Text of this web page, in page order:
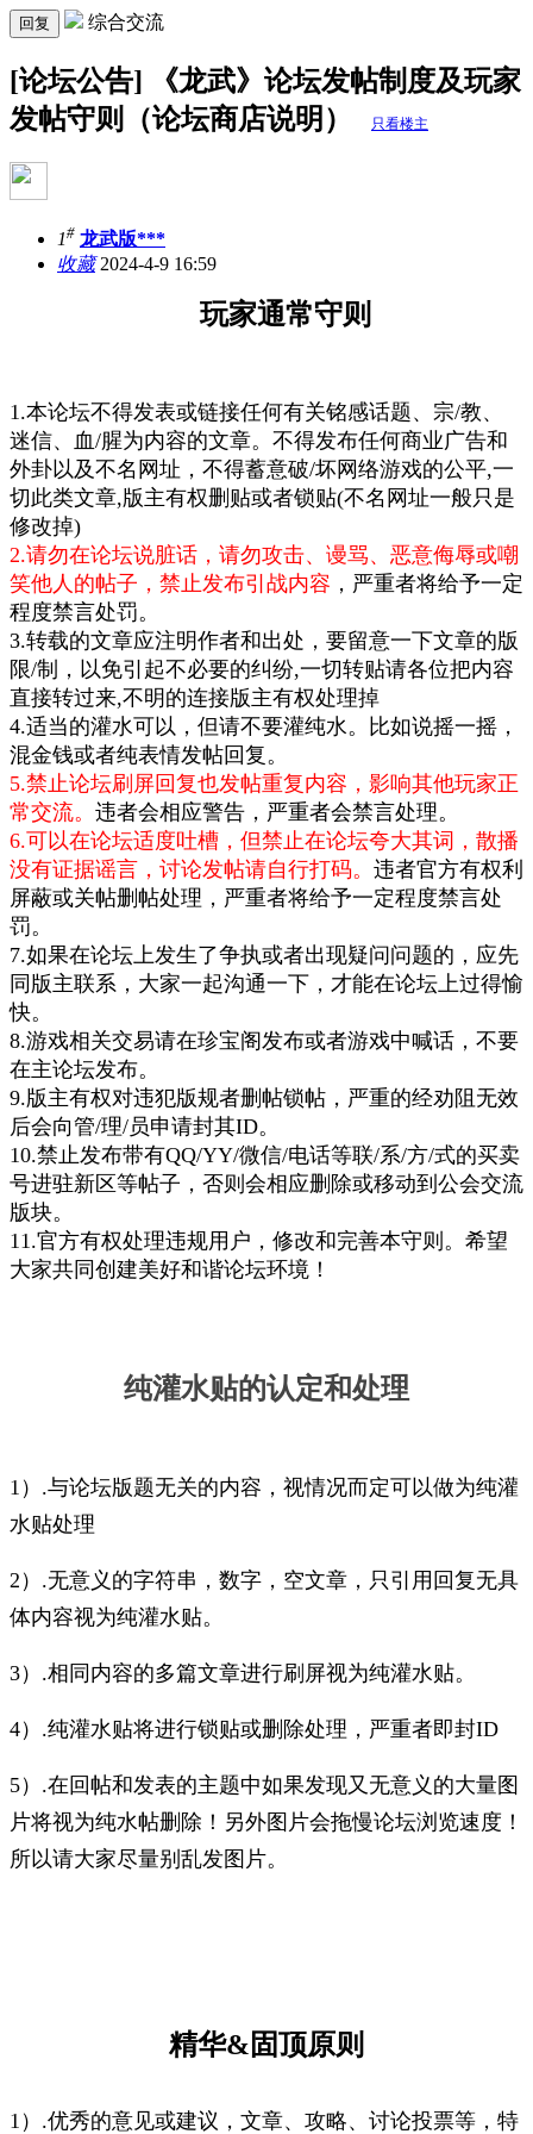
回复 综合交流
[论坛公告] 《龙武》论坛发帖制度及玩家
发帖守则（论坛商店说明）
只看楼主
1# 龙武版***
收藏2024-4-9 16:59
玩家通常守则
1.本论坛不得发表或链接任何有关铭感话题、宗/教、
迷信、血/腥为内容的文章。不得发布任何商业广告和
外卦以及不名网址，不得蓄意破/坏网络游戏的公平,一
切此类文章,版主有权删贴或者锁贴(不名网址一般只是
修改掉)
2.请勿在论坛说脏话，请勿攻击、谩骂、恶意侮辱或嘲
笑他人的帖子，禁止发布引战内容 ，严重者将给予一定
程度禁言处罚。
3.转载的文章应注明作者和出处，要留意一下文章的版
限/制，以免引起不必要的纠纷,一切转贴请各位把内容
直接转过来,不明的连接版主有权处理掉
4.适当的灌水可以，但请不要灌纯水。比如说摇一摇，
混金钱或者纯表情发帖回复。
5.禁止论坛刷屏回复也发帖重复内容，影响其他玩家正
常交流。 违者会相应警告，严重者会禁言处理。
6.可以在论坛适度吐槽，但禁止在论坛夸大其词，散播
没有证据谣言，讨论发帖请自行打码。 违者官方有权利
屏蔽或关帖删帖处理，严重者将给予一定程度禁言处
罚。
7.如果在论坛上发生了争执或者出现疑问问题的，应先
同版主联系，大家一起沟通一下，才能在论坛上过得愉
快。
8.游戏相关交易请在珍宝阁发布或者游戏中喊话，不要
在主论坛发布。
9.版主有权对违犯版规者删帖锁帖，严重的经劝阻无效
后会向管/理/员申请封其ID。
10.禁止发布带有QQ/YY/微信/电话等联/系/方/式的买卖
号进驻新区等帖子，否则会相应删除或移动到公会交流
版块。
11.官方有权处理违规用户，修改和完善本守则。希望
大家共同创建美好和谐论坛环境！
纯灌水贴的认定和处理
1）.与论坛版题无关的内容，视情况而定可以做为纯灌
水贴处理
2）.无意义的字符串，数字，空文章，只引用回复无具
体内容视为纯灌水贴。
3）.相同内容的多篇文章进行刷屏视为纯灌水贴。
4）.纯灌水贴将进行锁贴或删除处理，严重者即封ID
5）.在回帖和发表的主题中如果发现又无意义的大量图
片将视为纯水帖删除！另外图片会拖慢论坛浏览速度！
所以请大家尽量别乱发图片。
精华&固顶原则
1）.优秀的意见或建议，文章、攻略、讨论投票等，特